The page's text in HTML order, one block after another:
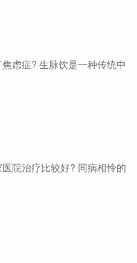
虑症? 生脉饮是一种传统中
院治疗比较好? 同病相怜的